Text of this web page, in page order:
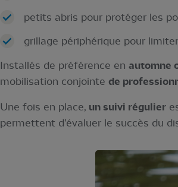
petits abris pour protéger les
grillage périphérique pour
Installés de préférence en automne
mobilisation conjointe de
Une fois en place, un suivi régulier
permettent d’évaluer le succès du